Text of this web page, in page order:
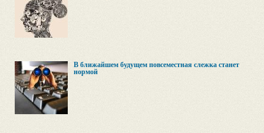
В ближайшем будущем повсеместная слежка станет
нормой